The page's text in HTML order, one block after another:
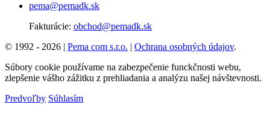
pema@pemadk.sk
Fakturácie: obchod@pemadk.sk
© 1992 - 2026 | Pema com s.r.o. | Ochrana osobných údajov.
Súbory cookie používame na zabezpečenie funckčnosti webu,
zlepšenie vášho zážitku z prehliadania a analýzu našej návštevnosti.
Predvoľby Súhlasím